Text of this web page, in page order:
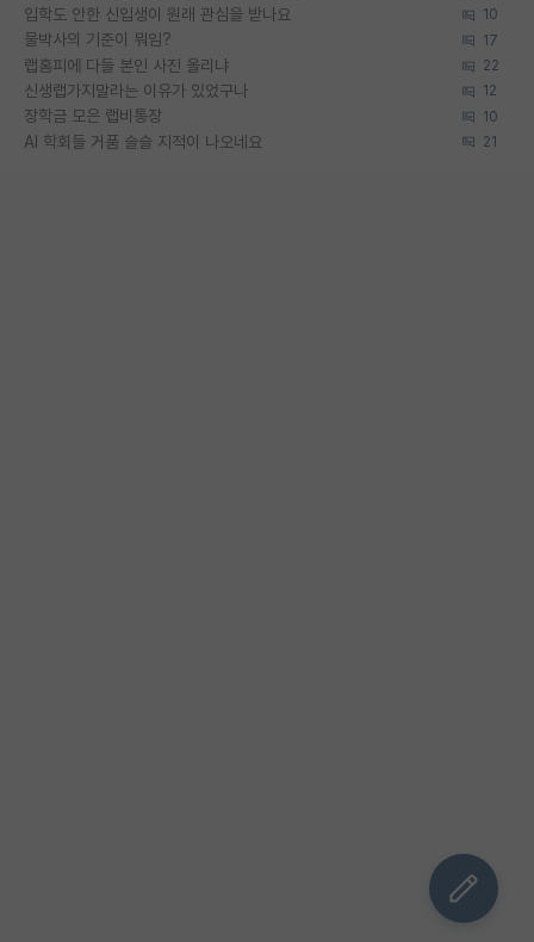
입학도 안한 신입생이 원래 관심을 받나요 10
물박사의 기준이 뭐임? 17
랩홈피에 다들 본인 사진 올리냐 22
신생랩가지말라는 이유가 있었구나 12
장학금 모은 랩비통장 10
AI 학회들 거품 슬슬 지적이 나오네요 21